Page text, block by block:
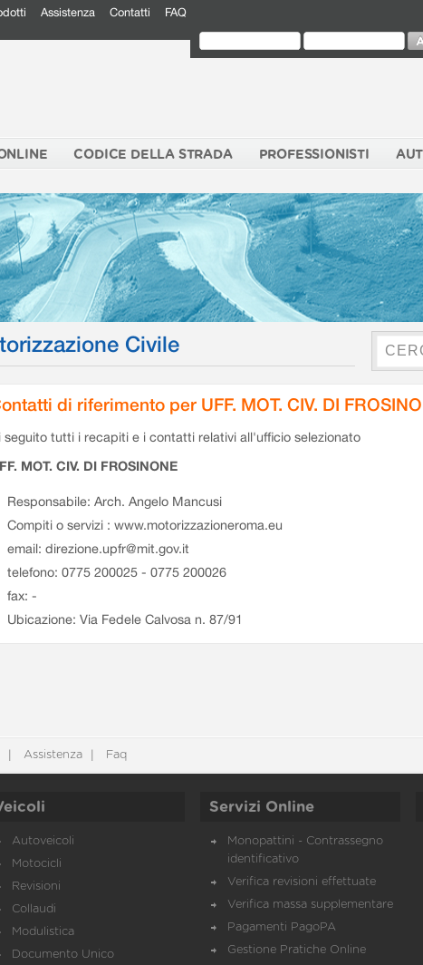
Assistenza Contatti FAQ
CODICE DELLA STRADA PROFESSIONISTI
Civile
di riferimento per UFF. MOT. CIV. DI
seguito tutti i recapiti e i contatti relativi all'ufficio selezionato
MOT. CIV. DI FROSINONE
Responsabile: Arch. Angelo Mancusi
Compiti o servizi : www.motorizzazioneroma.eu
email: direzione.upfr@mit.gov.it
telefono: 0775 200025 - 0775 200026
fax: -
Ubicazione: Via Fedele Calvosa n. 87/91
Assistenza Faq
Autoveicoli
Motocicli
Revisioni
Collaudi
Modulistica
Documento Unico
Servizi Online
Monopattini - Contrassegno
identificativo
Verifica revisioni effettuate
Verifica massa supplementare
Pagamenti PagoPA
Gestione Pratiche Online